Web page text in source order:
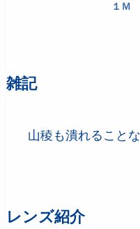
１Ｍ
雑記
山稜も潰れることな
レンズ紹介